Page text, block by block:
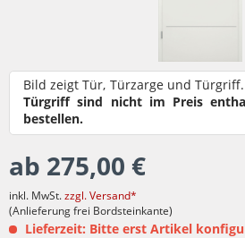
Bild zeigt Tür, Türzarge und Türgriff.
Türgriff sind nicht im Preis
bestellen.
ab 275,00 €
inkl. MwSt.zzgl. Versand*
(Anlieferung frei Bordsteinkante)
Lieferzeit: Bitte erst Artikel